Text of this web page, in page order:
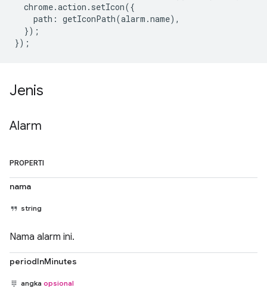
chrome.action . setIcon({
path : getIconPath(alarm .name),
});
});
Jenis
Alarm
PROPERTI
nama
string
Nama alarm ini.
periodInMinutes
angka opsional